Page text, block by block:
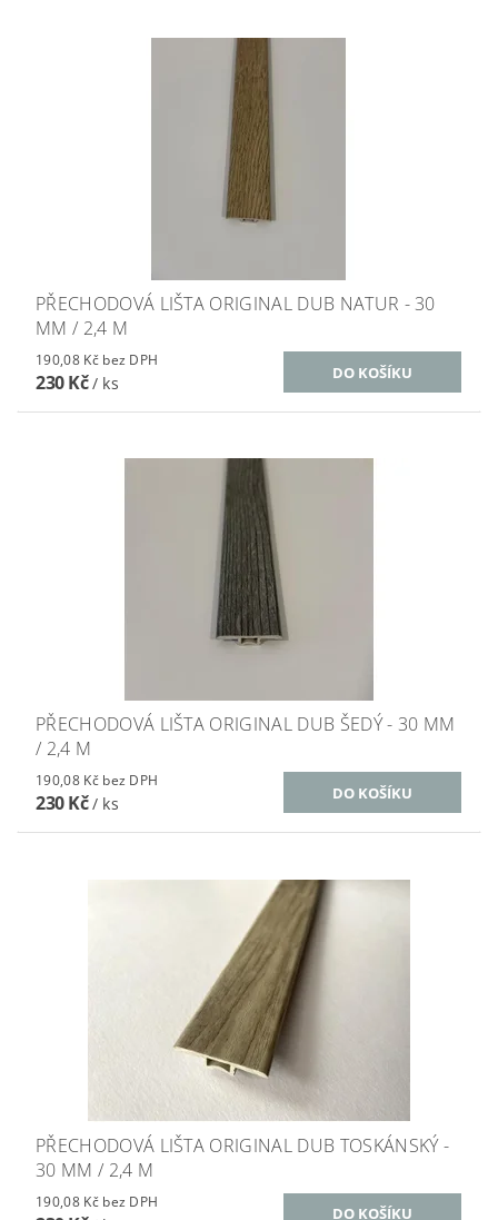
PŘECHODOVÁ LIŠTA ORIGINAL DUB NATUR - 30
MM / 2,4 M
190,08 Kč bez DPH
230 Kč/ ks
PŘECHODOVÁ LIŠTA ORIGINAL DUB ŠEDÝ - 30 MM
/ 2,4 M
190,08 Kč bez DPH
230 Kč/ ks
PŘECHODOVÁ LIŠTA ORIGINAL DUB TOSKÁNSKÝ -
30 MM / 2,4 M
190,08 Kč bez DPH